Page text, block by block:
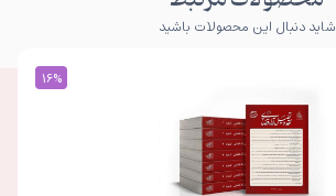
شاید دنبال این محصولات باشید
16%